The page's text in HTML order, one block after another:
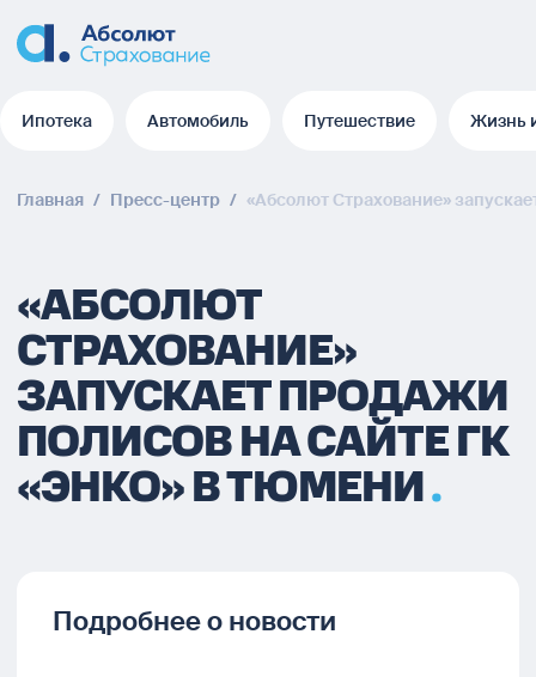
Ипотека Автомобиль Путешествие Жизнь
Главная / Пресс-центр / «Абсолют Страхование»
«АБСОЛЮТ
СТРАХОВАНИЕ»
ЗАПУСКАЕТ ПРОДАЖИ
ПОЛИСОВ НА САЙТЕ ГК
«ЭНКО» В ТЮМЕНИ
Подробнее о новости